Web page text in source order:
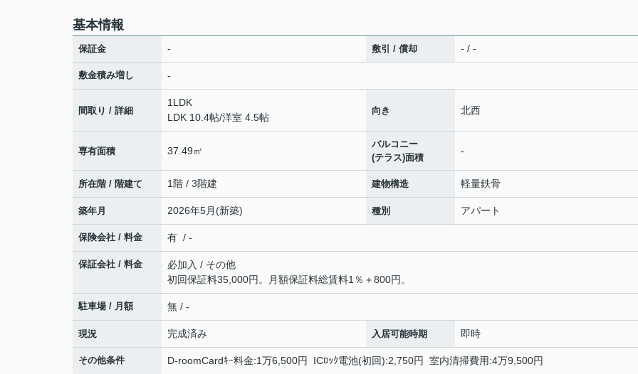
基本情報
保証金 - 敷引 / 償却 - / -
敷金積み増し -
間取り / 詳細
1LDK
LDK 10.4帖/洋室 4.5帖
向き 北西
専有面積 37.49㎡
バルコニー
(テラス)面積
-
所在階 / 階建て 1階 / 3階建 建物構造 軽量鉄骨
築年月 2026年5月(新築) 種別 アパート
保険会社 / 料金 有 / -
保証会社 / 料金
必加入 / その他
初回保証料35,000円。月額保証料総賃料1％＋800円。
駐車場 / 月額 無 / -
現況 完成済み 入居可能時期 即時
その他条件 D-roomCardｷｰ料金:1万6,500円 ICﾛｯｸ電池(初回):2,750円 室内清掃費用:4万9,500円